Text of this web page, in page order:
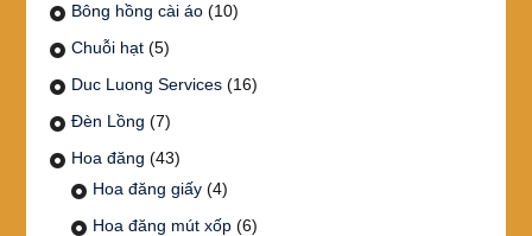
Bông hồng cài áo (10)
Chuỗi hạt (5)
Duc Luong Services (16)
Đèn Lồng (7)
Hoa đăng (43)
Hoa đăng giấy (4)
Hoa đăng mút xốp (6)